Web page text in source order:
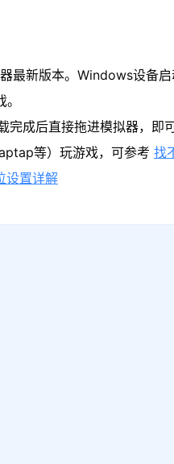
新版本。Windows设备
成后直接拖进模拟器，即
等）玩游戏，可参考 找
设置详解